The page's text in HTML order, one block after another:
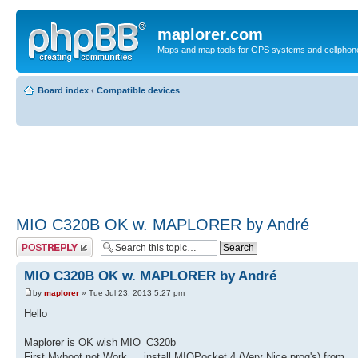
maplorer.com
Maps and map tools for GPS systems and
Board index ‹ Compatible devices
MIO C320B OK w. MAPLORER by André
Post a reply
MIO C320B OK w. MAPLORER by André
by maplorer » Tue Jul 23, 2013 5:27 pm
Hello
Maplorer is OK wish MIO_C320b